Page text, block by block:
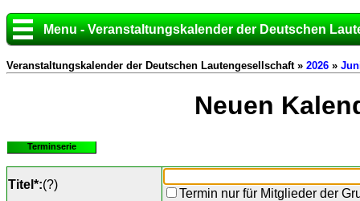
Menu - Veranstaltungskalender der Deutschen
Veranstaltungskalender der Deutschen Lautengesellschaft » 2026 »
Neuen
Terminserie
Titel*:(?)
Termin nur für Mitglieder der